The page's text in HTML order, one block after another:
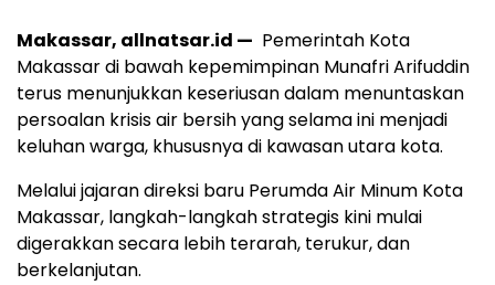
Makassar, allnatsar.id — Pemerintah Kota
Makassar di bawah kepemimpinan Munafri Arifuddin
terus menunjukkan keseriusan dalam menuntaskan
persoalan krisis air bersih yang selama ini menjadi
keluhan warga, khususnya di kawasan utara kota.
Melalui jajaran direksi baru Perumda Air Minum Kota
Makassar, langkah-langkah strategis kini mulai
digerakkan secara lebih terarah, terukur, dan
berkelanjutan.